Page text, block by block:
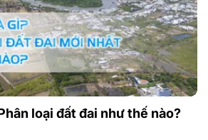
loại đất đai như thế nào?